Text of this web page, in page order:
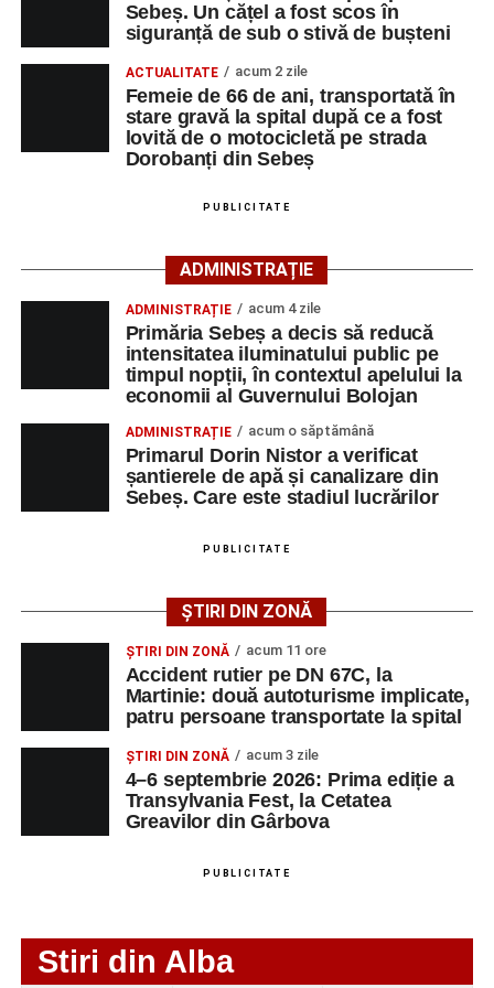
La fața locului s-au deplasat polițiștii rutieri, care au
stabilit că un bărbat de 53 de ani, din Sebeș, conducea o
motocicletă pe direcția Daia Română – Sebeș. Acesta ar
fi surprins și accidentat o femeie de 66 de ani, din Sebeș,
care traversa strada printr-un loc nepermis.
În urma impactului, femeia a suferit leziuni corporale
Motociclistul a fost testat cu aparatul etilotest, rezultatul
fiind negativ.
Polițiștii continuă cercetările pentru stabilirea tuturor
împrejurărilor în care s-a produs accidentul, în cadrul unui
dosar penal întocmit pentru săvârșirea infracțiunii de
vătămare corporală din culpă.
Ultimele știri din Sebeș
Accident rutier pe DN 67C, la Martinie: două
autoturisme implicate, patru persoane
transportate la spital
Investiție majoră în energie verde la Sebeș:
centrală solară de 67,4 MWp și baterii de 181 MWh
cățel a fost scos în siguranță de sub o stivă de
Sebeș. Un cățel a fost scos în
siguranță de sub o stivă de bușteni
ACTUALITATE acum 2 zile
Femeie de 66 de ani, transportată în
stare gravă la spital după ce a fost
lovită de o motocicletă pe strada
Dorobanți din Sebeș
PUBLICITATE
ADMINISTRAȚIE
ADMINISTRAȚIE acum 4 zile
Primăria Sebeș a decis să reducă
intensitatea iluminatului public pe
timpul nopții, în contextul apelului la
economii al Guvernului Bolojan
ADMINISTRAȚIE acum o săptămână
Primarul Dorin Nistor a verificat
șantierele de apă și canalizare din
Sebeș. Care este stadiul lucrărilor
PUBLICITATE
ȘTIRI DIN ZONĂ
ȘTIRI DIN ZONĂ acum 11 ore
Accident rutier pe DN 67C, la
Martinie: două autoturisme implicate,
patru persoane transportate la spital
ȘTIRI DIN ZONĂ acum 3 zile
4–6 septembrie 2026: Prima ediție a
Transylvania Fest, la Cetatea
Greavilor din Gârbova
PUBLICITATE
Stiri din Alba